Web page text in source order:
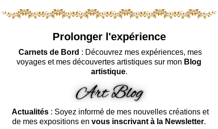
Prolonger l'expérience
Carnets de Bord : Découvrez mes expériences, mes
voyages et mes découvertes artistiques sur mon Blog
artistique.
Actualités : Soyez informé de mes nouvelles créations et
de mes expositions en vous inscrivant à la Newsletter.